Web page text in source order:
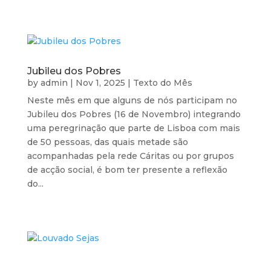
Jubileu dos Pobres
by admin | Nov 1, 2025 | Texto do Mês
Neste mês em que alguns de nós participam no
Jubileu dos Pobres (16 de Novembro) integrando
uma peregrinação que parte de Lisboa com mais
de 50 pessoas, das quais metade são
acompanhadas pela rede Cáritas ou por grupos
de acção social, é bom ter presente a reflexão
do...